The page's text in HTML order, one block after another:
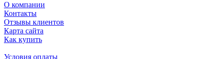
О компании
Контакты
Отзывы клиентов
Карта сайта
Как купить
Условия оплаты